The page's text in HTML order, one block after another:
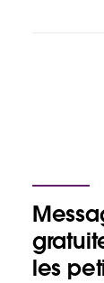
les